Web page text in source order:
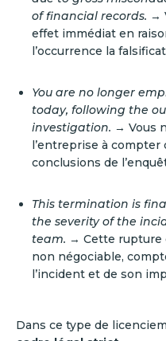
of financial records. →
effet immédiat en
l’occurrence la
You are no longer
today, following the
investigation. → Vous
l’entreprise à compter
conclusions de
This termination is
the severity of the
team. → Cette rupture
non négociable,
l’incident et de son
Dans ce type de